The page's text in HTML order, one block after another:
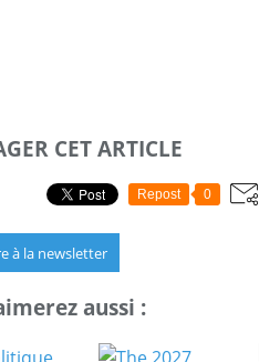
CET ARTICLE
Repost 0
à la newsletter
aussi :